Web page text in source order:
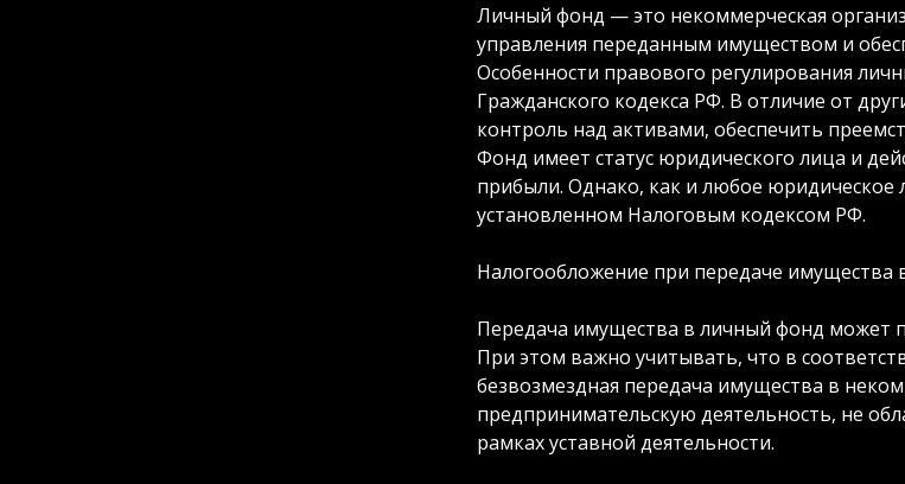
Личный фонд — это некоммерческая
управления переданным имуществом и
Особенности правового регулирования
Гражданского кодекса РФ. В отличие от
контроль над активами, обеспечить
Фонд имеет статус юридического лица и
прибыли. Однако, как и любое
установленном Налоговым кодексом РФ.
Налогообложение при передаче имущества
Передача имущества в личный фонд может
При этом важно учитывать, что в
безвозмездная передача имущества в
предпринимательскую деятельность, не
рамках уставной деятельности.